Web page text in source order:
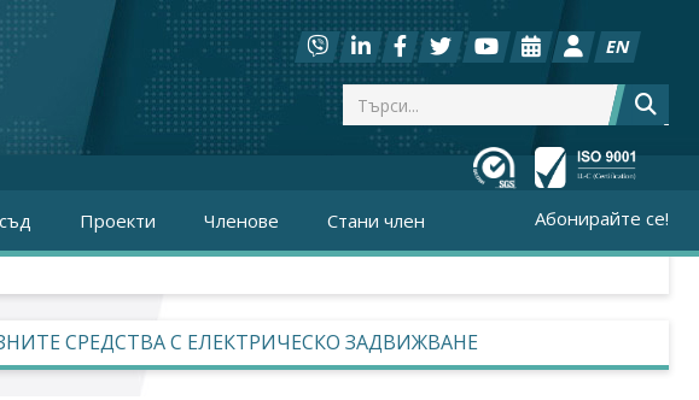
EN
Проекти Членове Стани член Абонирайте се!
СРЕДСТВА С ЕЛЕКТРИЧЕСКО ЗАДВИЖВАНЕ